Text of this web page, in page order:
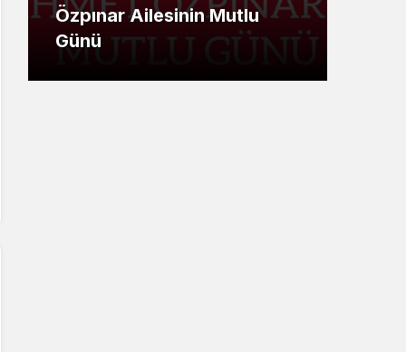
Özpınar Ailesinin Mutlu
Günü